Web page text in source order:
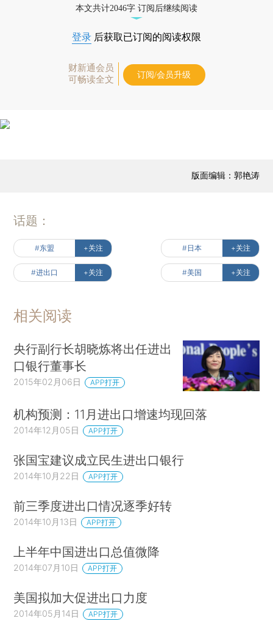
本文共计2046字 订阅后继续阅读
登录 后获取已订阅的阅读权限
财新通会员
可畅读全文
订阅/会员升级
版面编辑：郭艳涛
话题：
#东盟 +关注 #日本 +关注
#进出口 +关注 #美国 +关注
相关阅读
央行副行长胡晓炼将出任进出
口银行董事长
2015年02月06日 APP打开
机构预测：11月进出口增速均现回落
2014年12月05日 APP打开
张国宝建议成立民生进出口银行
2014年10月22日 APP打开
前三季度进出口情况逐季好转
2014年10月13日 APP打开
上半年中国进出口总值微降
2014年07月10日 APP打开
美国拟加大促进出口力度
2014年05月14日 APP打开